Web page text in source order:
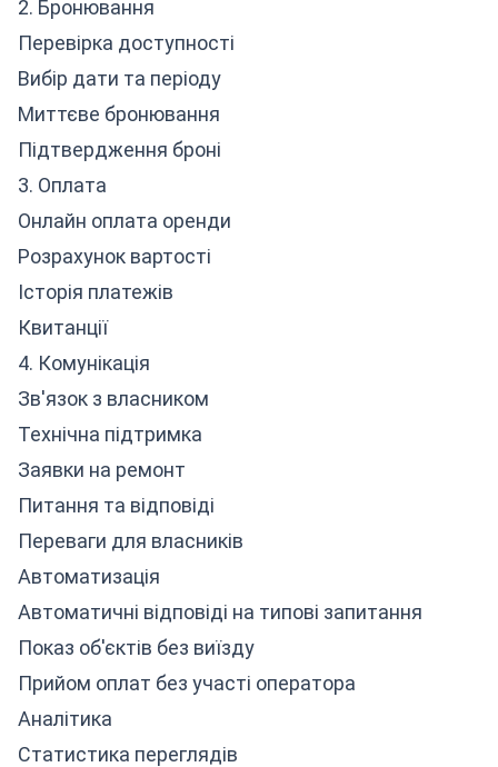
2. Бронювання
Перевірка доступності
Вибір дати та періоду
Миттєве бронювання
Підтвердження броні
3. Оплата
Онлайн оплата оренди
Розрахунок вартості
Історія платежів
Квитанції
4. Комунікація
Зв'язок з власником
Технічна підтримка
Заявки на ремонт
Питання та відповіді
Переваги для власників
Автоматизація
Автоматичні відповіді на типові запитання
Показ об'єктів без виїзду
Прийом оплат без участі оператора
Аналітика
Статистика переглядів